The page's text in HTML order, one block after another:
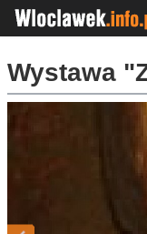
Wystawa